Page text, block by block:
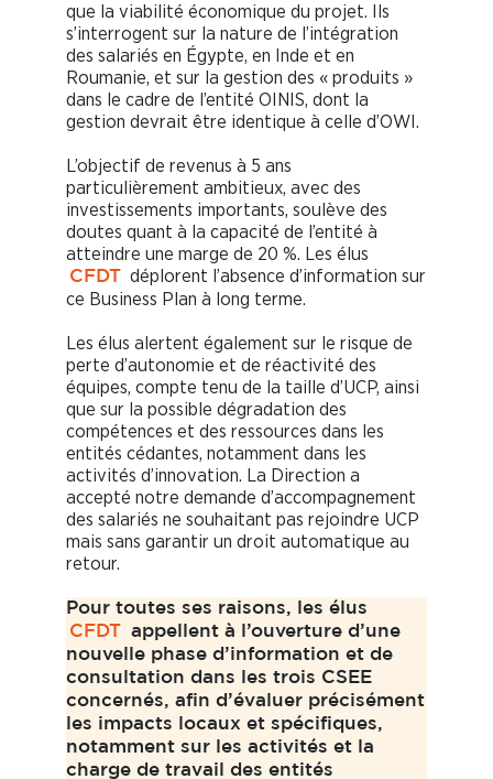
que la viabilité économique du projet. Ils
s’interrogent sur la nature de l’intégration
des salariés en Égypte, en Inde et en
Roumanie, et sur la gestion des « produits »
dans le cadre de l’entité OINIS, dont la
gestion devrait être identique à celle d’OWI.
L’objectif de revenus à 5 ans
particulièrement ambitieux, avec des
investissements importants, soulève des
doutes quant à la capacité de l’entité à
atteindre une marge de 20 %. Les élus
CFDT
déplorent l’absence d’information sur
ce Business Plan à long terme.
Les élus alertent également sur le risque de
perte d’autonomie et de réactivité des
équipes, compte tenu de la taille d’UCP, ainsi
que sur la possible dégradation des
compétences et des ressources dans les
entités cédantes, notamment dans les
activités d’innovation. La Direction a
accepté notre demande d’accompagnement
des salariés ne souhaitant pas rejoindre UCP
mais sans garantir un droit automatique au
retour.
Pour toutes ses raisons, les élus
CFDT
appellent à l’ouverture d’une
nouvelle phase d’information et de
consultation dans les trois CSEE
concernés, afin d’évaluer précisément
les impacts locaux et spécifiques,
notamment sur les activités et la
charge de travail des entités